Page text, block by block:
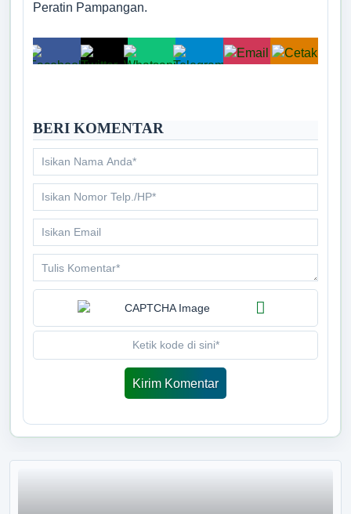
PEKON PAMPANGAN
Kabupaten Lampung Barat
Provinsi Lampung
LOADING
Peratin Pampangan.
BERI KOMENTAR
Kepala Pemangku Malang Jaya B
SURADI
Kepala Pemangku Pampangan B
Operator Pekon
Tidak Ada di Kantor